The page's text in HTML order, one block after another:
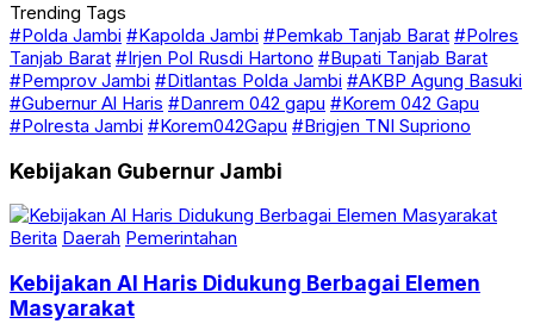
#Polda Jambi
Tanjab Barat #Irjen Pol Rusdi Hartono #Bupati Tanjab Barat
#Pemprov Jambi #Ditlantas Polda Jambi #AKBP Agung Basuki
#Gubernur Al Haris #Danrem 042 gapu #Korem 042 Gapu
#Polresta Jambi #Korem042Gapu #Brigjen TNI Supriono
Berita Daerah Pemerintahan
Masyarakat